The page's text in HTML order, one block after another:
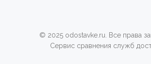
© 2025 odostavke.ru. Все права
Сервис сравнения служб